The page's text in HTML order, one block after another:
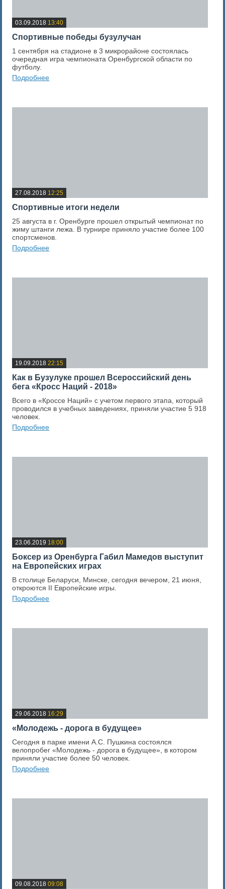
03.09.2018 13:40
Спортивные победы бузулучан
1 сентября на стадионе в 3 микрорайоне состоялась
очередная игра чемпионата Оренбургской области по
футболу.
Подробнее
27.08.2018 12:25
Спортивные итоги недели
25 августа в г. Оренбурге прошел открытый чемпионат по
жиму штанги лежа. В турнире приняло участие более 100
спортсменов.
Подробнее
19.09.2018 22:15
Как в Бузулуке прошел Всероссийский день
бега «Кросс Наций - 2018»
Всего в «Кроссе Наций» с учетом первого этапа, который
проводился в учебных заведениях, приняли участие 5 918
человек.
Подробнее
23.06.2019 18:00
Боксер из Оренбурга Габил Мамедов выступит
на Европейских играх
В столице Беларуси, Минске, сегодня вечером, 21 июня,
откроются II Европейские игры.
Подробнее
29.06.2018 16:29
«Молодежь - дорога в будущее»
Сегодня в парке имени А.С. Пушкина состоялся
велопробег «Молодежь - дорога в будущее», в котором
приняли участие более 50 человек.
Подробнее
09.08.2018 09:08